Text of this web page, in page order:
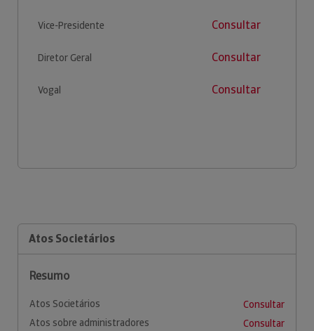
Vice-Presidente Consultar
Diretor Geral Consultar
Vogal Consultar
Atos Societários
Resumo
Atos Societários
Consultar
Atos sobre administradores
Consultar